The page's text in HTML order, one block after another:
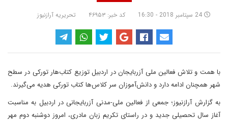
24 سپتامبر 2018 - 16:30 کد خبر: ۴۶۹۵۳ تحریریه آرازنیوز
با همت و تلاش فعالین ملی آزربایجان در اردبیل توزیع کتاب‌هار تورکی در سطح
شهر همچنان ادامه دارد و دانش‌آموزان سر کلاس‌ها کتاب تورکی هدیه می‌گیرند.
به گزارش آرازنیوز؛ جمعی از فعالین ملی-مدنی آزربایجانی در اردبیل به مناسبت
آغاز سال تحصیلی جدید و در راستای تکریم زبان مادری، امروز دوشنبه دوم مهر